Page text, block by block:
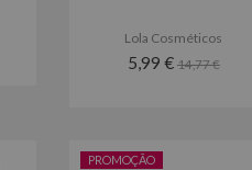
Lola Cosméticos
5,99 € 14,77 €
PROMOÇÃO